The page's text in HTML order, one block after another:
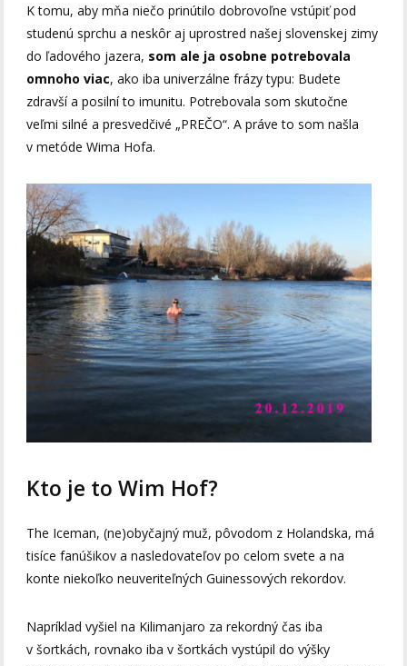
K tomu, aby mňa niečo prinútilo dobrovoľne vstúpiť pod
studenú sprchu a neskôr aj uprostred našej slovenskej zimy
do ľadového jazera, som ale ja osobne potrebovala
omnoho viac, ako iba univerzálne frázy typu: Budete
zdravší a posilní to imunitu. Potrebovala som skutočne
veľmi silné a presvedčivé „PREČO“. A práve to som našla
v metóde Wima Hofa.
Kto je to Wim Hof?
The Iceman, (ne)obyčajný muž, pôvodom z Holandska, má
tisíce fanúšikov a nasledovateľov po celom svete a na
konte niekoľko neuveriteľných Guinessových rekordov.
Napríklad vyšiel na Kilimanjaro za rekordný čas iba
v šortkách, rovnako iba v šortkách vystúpil do výšky